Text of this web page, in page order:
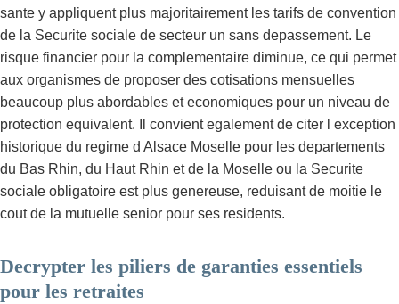
sante y appliquent plus majoritairement les tarifs de convention
de la Securite sociale de secteur un sans depassement. Le
risque financier pour la complementaire diminue, ce qui permet
aux organismes de proposer des cotisations mensuelles
beaucoup plus abordables et economiques pour un niveau de
protection equivalent. Il convient egalement de citer l exception
historique du regime d Alsace Moselle pour les departements
du Bas Rhin, du Haut Rhin et de la Moselle ou la Securite
sociale obligatoire est plus genereuse, reduisant de moitie le
cout de la mutuelle senior pour ses residents.
Decrypter les piliers de garanties essentiels
pour les retraites